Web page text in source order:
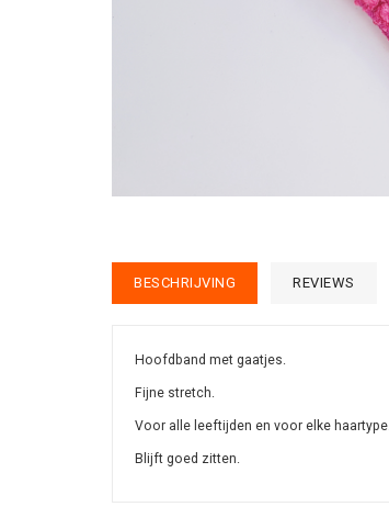
BESCHRIJVING REVIEWS
Hoofdband met gaatjes.
Fijne stretch.
Voor alle leeftijden en voor elke haartype.
Blijft goed zitten.